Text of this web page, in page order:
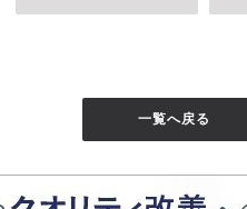
一覧へ戻る